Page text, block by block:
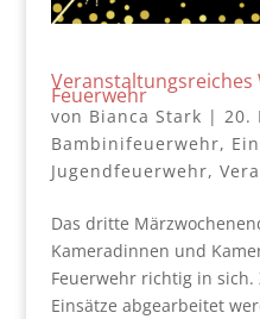
Feuerwehr
von Bianca Stark | 20.
Bambinifeuerwehr,
Jugendfeuerwehr,
Das dritte
Kameradinnen und
Feuerwehr richtig in sich.
Einsätze abgearbeitet